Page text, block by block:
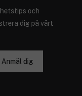
och
dig på vårt
Anmäl dig